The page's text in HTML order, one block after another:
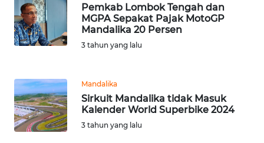
Pemkab Lombok Tengah dan
MGPA Sepakat Pajak MotoGP
Mandalika 20 Persen
3 tahun yang lalu
Mandalika
Sirkuit Mandalika tidak Masuk
Kalender World Superbike 2024
3 tahun yang lalu
WN
BANTEN
WN
WN
KEPRI